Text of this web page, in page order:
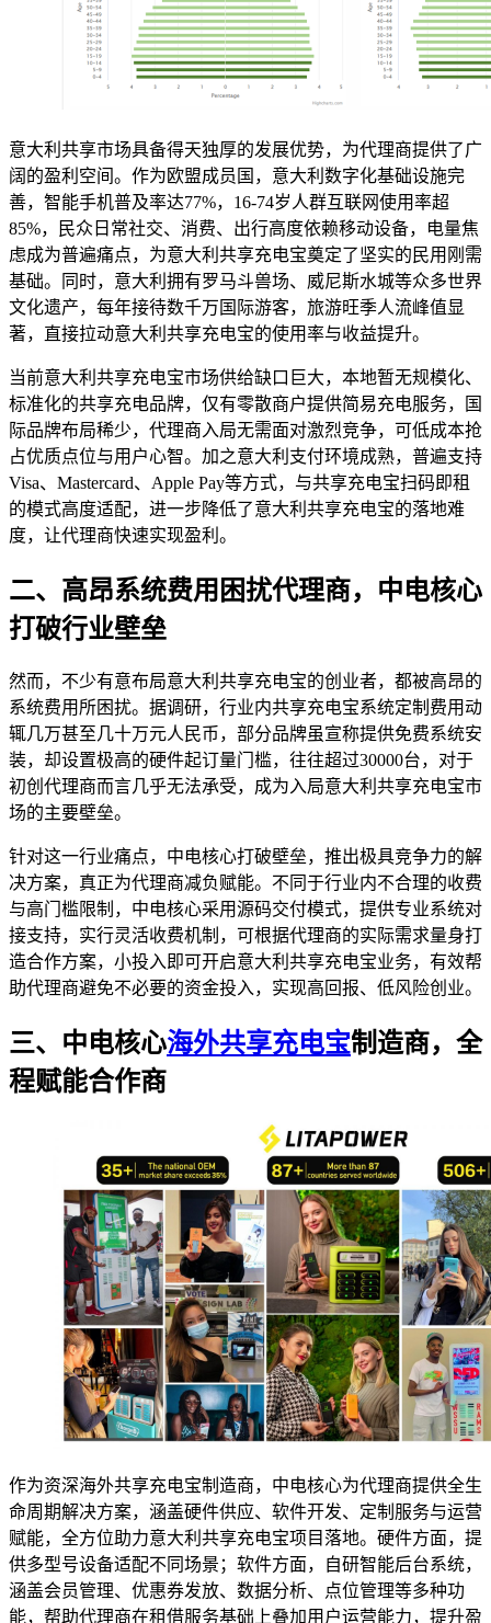
意大利共享市场具备得天独厚的发展优势，为代理商提供了广
阔的盈利空间。作为欧盟成员国，意大利数字化基础设施完
善，智能手机普及率达77%，16-74岁人群互联网使用率超
85%，民众日常社交、消费、出行高度依赖移动设备，电量焦
虑成为普遍痛点，为意大利共享充电宝奠定了坚实的民用刚需
基础。同时，意大利拥有罗马斗兽场、威尼斯水城等众多世界
文化遗产，每年接待数千万国际游客，旅游旺季人流峰值显
著，直接拉动意大利共享充电宝的使用率与收益提升。
当前意大利共享充电宝市场供给缺口巨大，本地暂无规模化、
标准化的共享充电品牌，仅有零散商户提供简易充电服务，国
际品牌布局稀少，代理商入局无需面对激烈竞争，可低成本抢
占优质点位与用户心智。加之意大利支付环境成熟，普遍支持
Visa、Mastercard、Apple Pay等方式，与共享充电宝扫码即租
的模式高度适配，进一步降低了意大利共享充电宝的落地难
度，让代理商快速实现盈利。
二、高昂系统费用困扰代理商，中电核心
打破行业壁垒
然而，不少有意布局意大利共享充电宝的创业者，都被高昂的
系统费用所困扰。据调研，行业内共享充电宝系统定制费用动
辄几万甚至几十万元人民币，部分品牌虽宣称提供免费系统安
装，却设置极高的硬件起订量门槛，往往超过30000台，对于
初创代理商而言几乎无法承受，成为入局意大利共享充电宝市
场的主要壁垒。
针对这一行业痛点，中电核心打破壁垒，推出极具竞争力的解
决方案，真正为代理商减负赋能。不同于行业内不合理的收费
与高门槛限制，中电核心采用源码交付模式，提供专业系统对
接支持，实行灵活收费机制，可根据代理商的实际需求量身打
造合作方案，小投入即可开启意大利共享充电宝业务，有效帮
助代理商避免不必要的资金投入，实现高回报、低风险创业。
三、中电核心海外共享充电宝制造商，全
程赋能合作商
作为资深海外共享充电宝制造商，中电核心为代理商提供全生
命周期解决方案，涵盖硬件供应、软件开发、定制服务与运营
赋能，全方位助力意大利共享充电宝项目落地。硬件方面，提
供多型号设备适配不同场景；软件方面，自研智能后台系统，
涵盖会员管理、优惠券发放、数据分析、点位管理等多种功
能，帮助代理商在租借服务基础上叠加用户运营能力，提升盈